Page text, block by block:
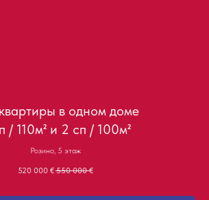
в одном доме
/ 110м² и 2 сп / 100м²
Розино, 5 этаж
520 000 € 550 000 €